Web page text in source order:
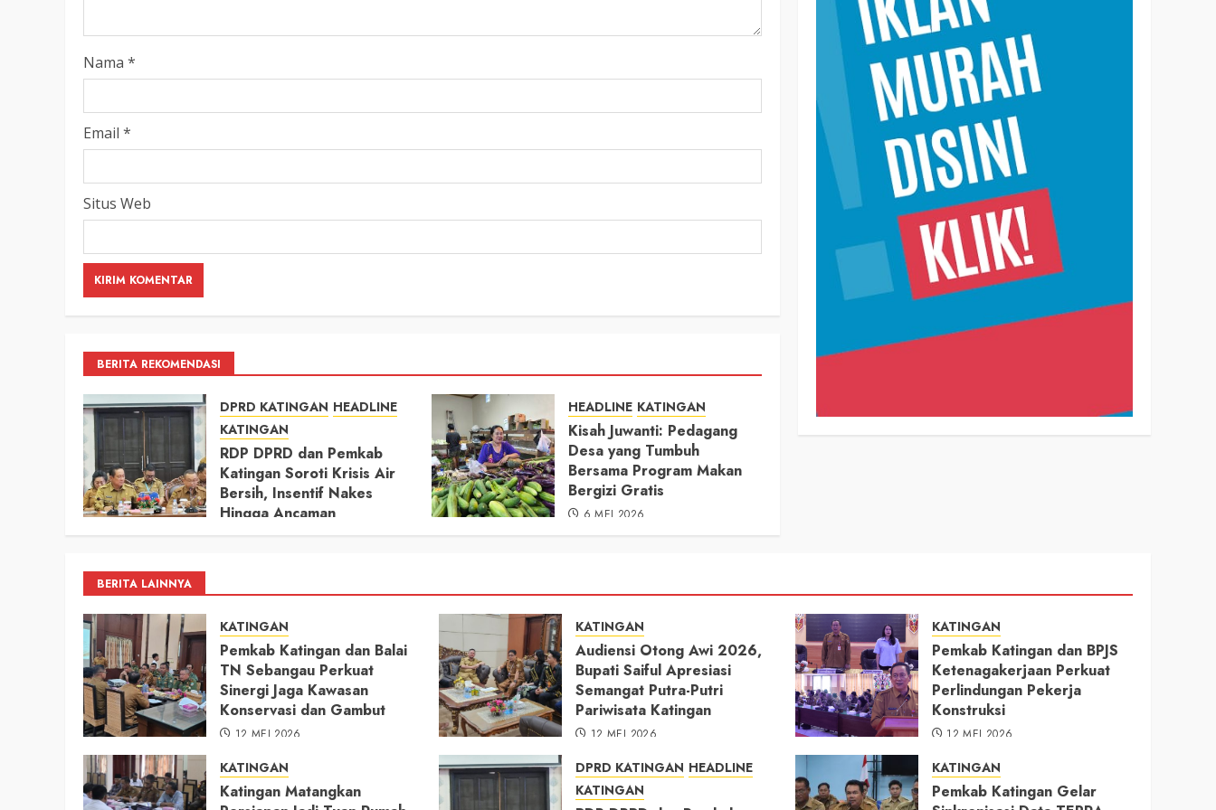
Nama *
Email *
Situs Web
BERITA REKOMENDASI
DPRD KATINGAN HEADLINE
KATINGAN
RDP DPRD dan Pemkab
Katingan Soroti Krisis Air
Bersih, Insentif Nakes
Hingga Ancaman
Pencemaran Sungai
HEADLINE KATINGAN
Kisah Juwanti: Pedagang
Desa yang Tumbuh
Bersama Program Makan
Bergizi Gratis
6 MEI 2026
BERITA LAINNYA
KATINGAN
Pemkab Katingan dan Balai
TN Sebangau Perkuat
Sinergi Jaga Kawasan
Konservasi dan Gambut
12 MEI 2026
KATINGAN
Audiensi Otong Awi 2026,
Bupati Saiful Apresiasi
Semangat Putra-Putri
Pariwisata Katingan
12 MEI 2026
KATINGAN
Pemkab Katingan dan BPJS
Ketenagakerjaan Perkuat
Perlindungan Pekerja
Konstruksi
12 MEI 2026
KATINGAN
Katingan Matangkan
DPRD KATINGAN HEADLINE
KATINGAN
KATINGAN
Pemkab Katingan Gelar